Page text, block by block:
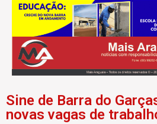
Sine de Barra do
novas vagas de